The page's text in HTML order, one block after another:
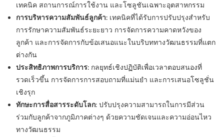
เทคนิค สถานการณ์การใช้งาน และโซลูชันเฉพาะอุตสาหกรรม
การบริหารความสัมพันธ์ลูกค้า:เทคนิคที่ได้รับการปรับปรุงสำหรับ
การรักษาความสัมพันธ์ระยะยาว การจัดการความคาดหวังของ
ลูกค้า และการจัดการกับข้อเสนอแนะในบริบททางวัฒนธรรมที่แตก
ต่างกัน
ประสิทธิภาพการบริการ:กลยุทธ์เชิงปฏิบัติเพื่อเวลาตอบสนองที่
รวดเร็วขึ้น การจัดการการสอบถามที่แม่นยำ และการเสนอโซลูชั่น
เชิงรุก
ทักษะการสื่อสารระดับโลก:ปรับปรุงความสามารถในการมีส่วน
ร่วมกับลูกค้าจากภูมิภาคต่างๆ ด้วยความชัดเจนและความอ่อนไหว
ทางวัฒนธรรม